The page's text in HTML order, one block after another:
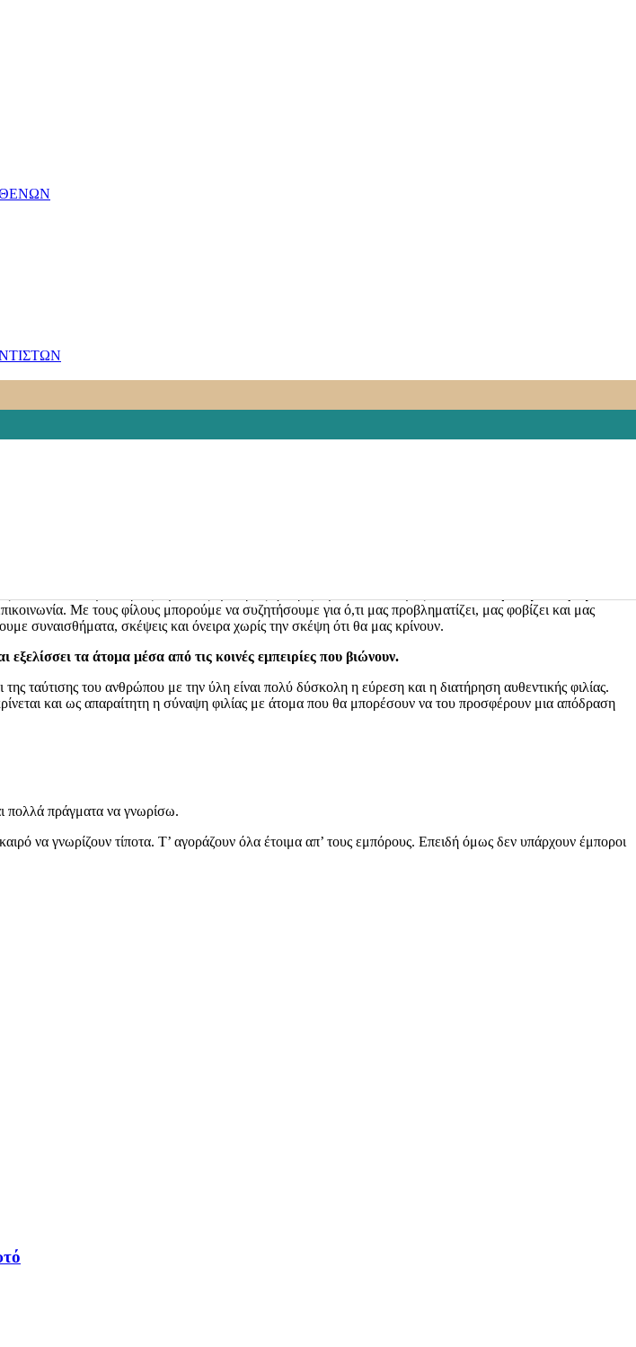
,ΚΑΡΚΙΝΟΣ,ΚΟΙΝΩΝΙΚΗ ΠΡΟΣΤΑΣΙΑ,ΜΕΛΕΤΕΣ,ΟΓΚΟΛΟΓΙΚΟΙ ΑΣΘΕΝΕΙΣ,ΠΑΓΚΟΣΜΙΑ
Με τους φίλους μπορούμε να συζητήσουμε για ό,τι μας προβληματίζει, μας φοβίζει και μας
συναισθήματα, σκέψεις και όνειρα χωρίς την σκέψη ότι θα μας κρίνουν.
τα άτομα μέσα από τις κοινές εμπειρίες που βιώνουν.
ταύτισης του ανθρώπου με την ύλη είναι πολύ δύσκολη η εύρεση και η διατήρηση αυθεντικής φιλίας.
και ως απαραίτητη η σύναψη φιλίας με άτομα που θα μπορέσουν να του προσφέρουν μια απόδραση
πολλά πράγματα να γνωρίσω.
να γνωρίζουν τίποτα. Τ’ αγοράζουν όλα έτοιμα απ’ τους εμπόρους. Επειδή όμως δεν υπάρχουν έμποροι